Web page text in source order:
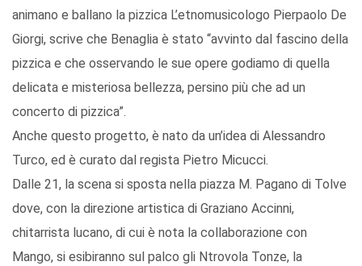
animano e ballano la pizzica L’etnomusicologo Pierpaolo De
Giorgi, scrive che Benaglia è stato “avvinto dal fascino della
pizzica e che osservando le sue opere godiamo di quella
delicata e misteriosa bellezza, persino più che ad un
concerto di pizzica”.
Anche questo progetto, è nato da un’idea di Alessandro
Turco, ed è curato dal regista Pietro Micucci.
Dalle 21, la scena si sposta nella piazza M. Pagano di Tolve
dove, con la direzione artistica di Graziano Accinni,
chitarrista lucano, di cui è nota la collaborazione con
Mango, si esibiranno sul palco gli Ntrovola Tonze, la